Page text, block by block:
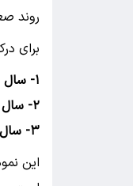
روند
برای
۱- سال ۱۴۰۲:
۲- سال ۱۴۰۳:
۳- سال ۱۴۰۴:
این